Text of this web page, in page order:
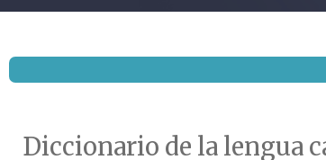
Diccionario de la lengua